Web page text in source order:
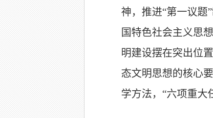
神，推进“第一议题”
国特色社会主义思
明建设摆在突出位
态文明思想的核心
学方法，“六项重大